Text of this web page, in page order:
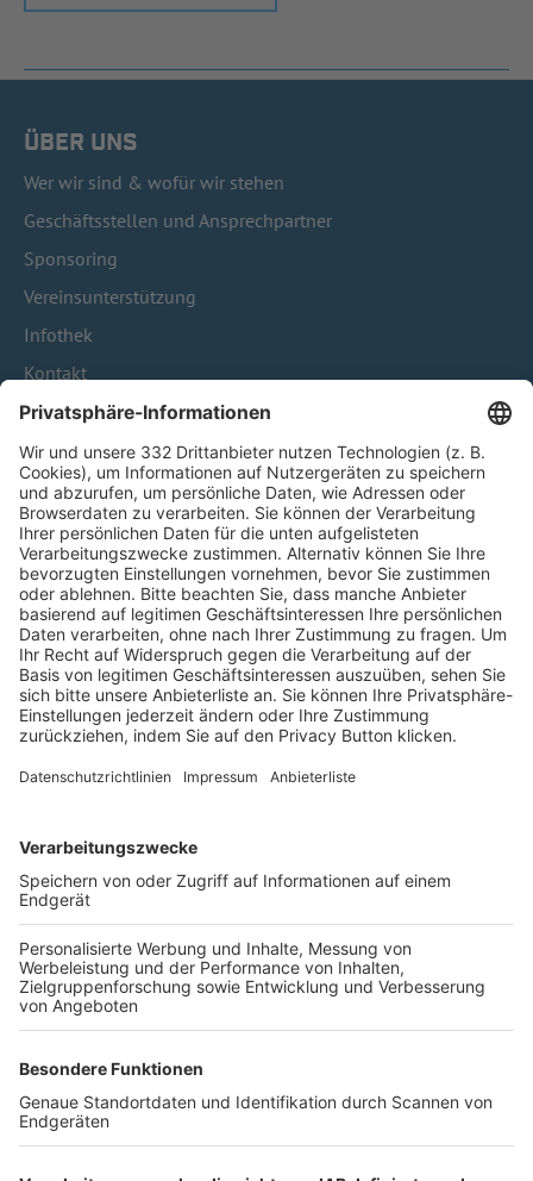
ÜBER UNS
Wer wir sind & wofür wir stehen
Geschäftsstellen und Ansprechpartner
Sponsoring
Vereinsunterstützung
Infothek
Kontakt
HÄUFIG BESUCHTE SEITEN
Pässe und Vereinswechsel
Trainerausbildung
Schulungsangebot Vereinsmitarbeiter
BFV-Geschäftsstellen
Trainerbörse
Login SpielPlus
FOLGE DEM BFV
TOP-VEREINE
TOP-PARTNER